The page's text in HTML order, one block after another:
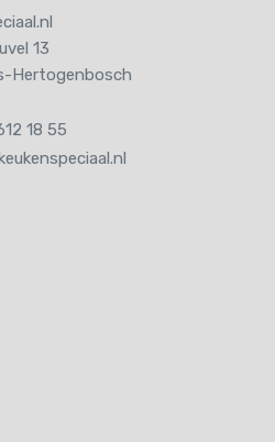
13
Hertogenbosch
18 55